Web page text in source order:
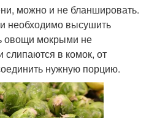
можно и не бланшировать.
необходимо высушить
овощи мокрыми не
слипаются в комок, от
нужную порцию.